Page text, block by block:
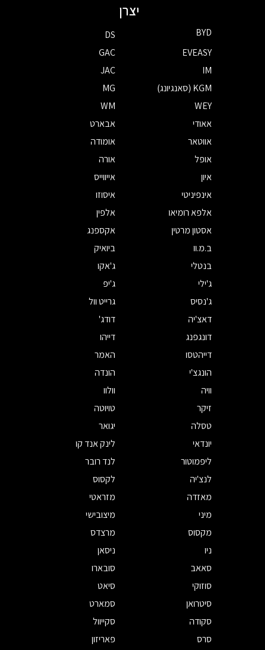
יצרן
BYD
DS
EVEASY
GAC
IM
JAC
KGM (סאנגיונג)
MG
WEY
WM
אאודי
אבארט
אווטאר
אומודה
אופל
אורה
איון
אייווייס
אינפיניטי
איסוזו
אלפא רומיאו
אלפין
אסטון מרטין
אקספנג
ב.מ.וו
ביואיק
בנטלי
ג'אקו
ג'ילי
ג'יפ
ג'נסיס
גרייט וול
דאצ'יה
דודג'
דונגפנג
דייהו
דייהטסו
האמר
הונגצ'י
הונדה
וויה
וולוו
זיקר
טויוטה
טסלה
יגואר
יונדאי
לינק אנד קו
ליפמוטור
לנד רובר
לנצ'יה
לקסוס
מאזדה
מזראטי
מיני
מיצובישי
מקסוס
מרצדס
ניו
ניסאן
סאאב
סובארו
סוזוקי
סיאט
סיטרואן
סמארט
סקודה
סקייוול
סרס
פאריזון